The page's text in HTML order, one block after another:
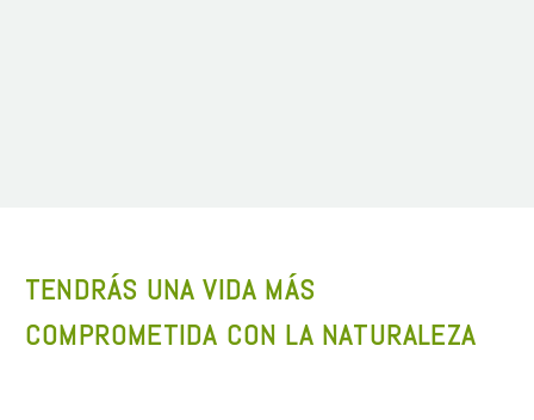
TENDRÁS UNA VIDA MÁS
COMPROMETIDA CON LA NATURALEZA